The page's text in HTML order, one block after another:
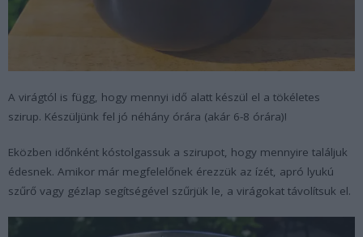
A virágtól is függ, hogy mennyi idő alatt készül el a tökéletes
szirup. Készüljünk fel jó néhány órára (akár 6-8 órára)!
Eközben időnként kóstolgassuk a szirupot, hogy mennyire találjuk
édesnek. Amikor már megfelelőnek érezzük az ízét, apró lyukú
szűrő vagy gézlap segítségével szűrjük le, a virágokat távolítsuk el.